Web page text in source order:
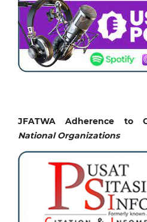
JFATWA Adherence to
National Organizations